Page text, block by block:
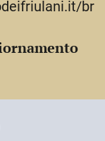
, Vicenza,
del Montasio,
che ebbe
1974
br